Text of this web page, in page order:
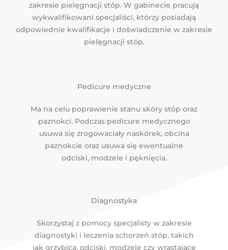
zakresie pielęgnacji stóp. W gabinecie pracują
wykwalifikowani specjaliści, którzy posiadają
odpowiednie kwalifikacje i doświadczenie w zakresie
pielęgnacji stóp.
Pedicure medyczne
Ma na celu poprawienie stanu skóry stóp oraz
paznokci. Podczas pedicure medycznego
usuwa się zrogowaciały naskórek, obcina
paznokcie oraz usuwa się ewentualne
odciski, modzele i pęknięcia.
Diagnostyka
Skorzystaj z pomocy specjalisty w zakresie
diagnostyki i leczenia schorzeń stóp, takich
jak grzybica, odciski, modzele czy wrastające